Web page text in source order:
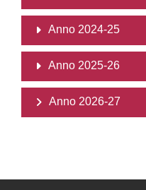
Anno 2024-25
Anno 2025-26
Anno 2026-27